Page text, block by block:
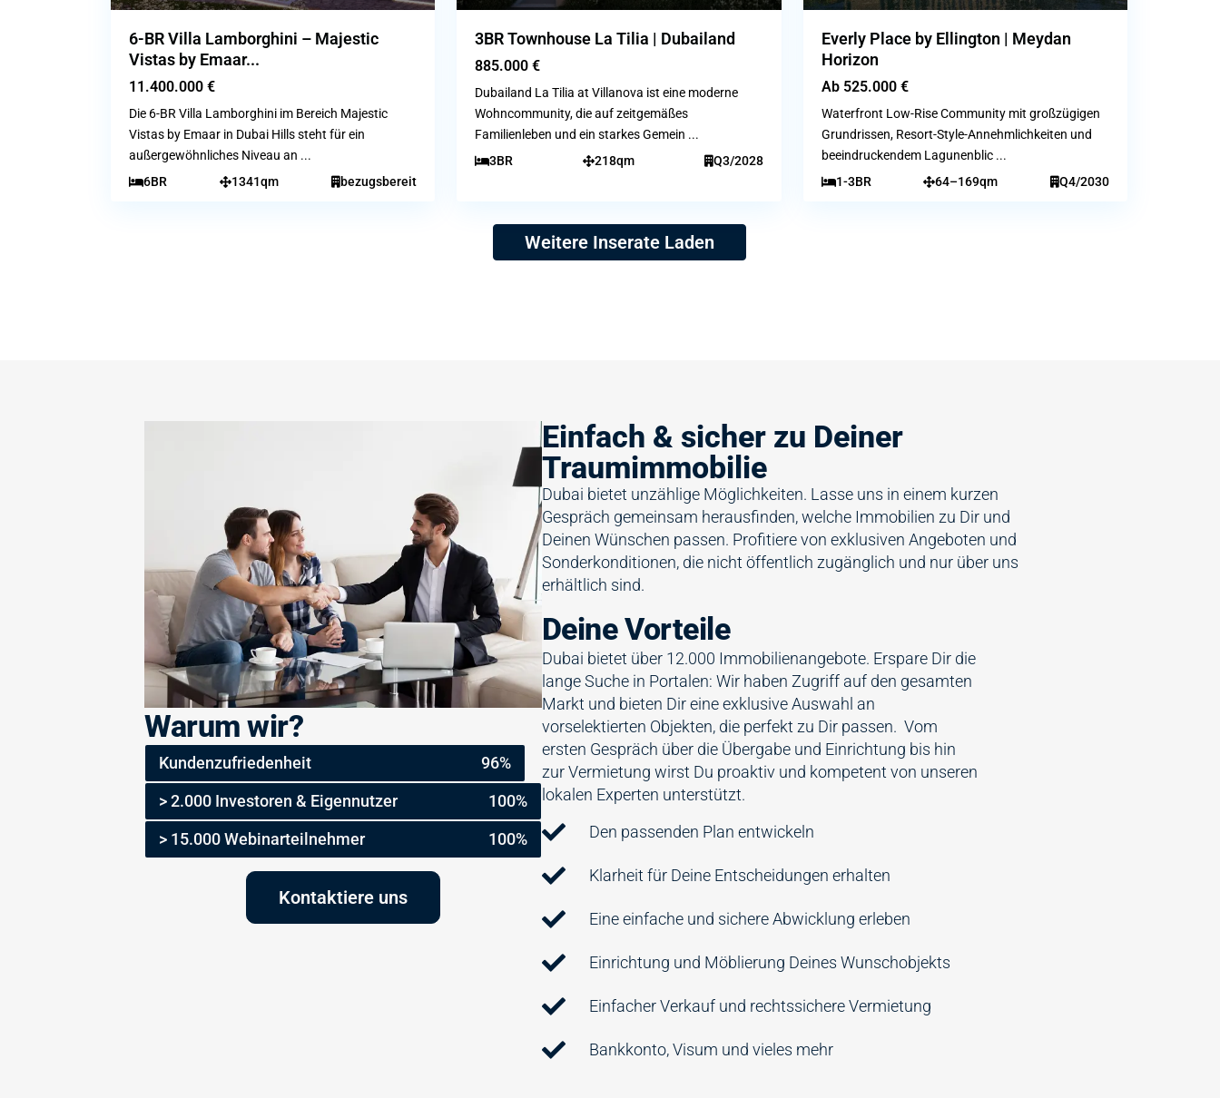
6-BR Villa Lamborghini – Majestic
Vistas by Emaar...
11.400.000 €
Die 6-BR Villa Lamborghini im Bereich Majestic
Vistas by Emaar in Dubai Hills steht für ein
außergewöhnliches Niveau an ...
6BR
1341qm bezugsbereit
3BR Townhouse La Tilia | Dubailand
885.000 €
Dubailand La Tilia at Villanova ist eine moderne
Wohncommunity, die auf zeitgemäßes
Familienleben und ein starkes Gemein ...
3BR
218qm Q3/2028
Everly Place by Ellington | Meydan
Horizon
Ab525.000 €
Waterfront Low-Rise Community mit großzügigen
Grundrissen, Resort-Style-Annehmlichkeiten und
beeindruckendem Lagunenblic ...
1-3BR
64–169qm Q4/2030
Weitere Inserate Laden
Warum wir?
Kundenzufriedenheit
96%
> 2.000 Investoren & Eigennutzer
100%
> 15.000 Webinarteilnehmer
100%
Kontaktiere uns
Einfach & sicher zu Deiner
Traumimmobilie
Dubai bietet unzählige Möglichkeiten. Lasse uns in einem kurzen
Gespräch gemeinsam herausfinden, welche Immobilien zu Dir und
Deinen Wünschen passen. Profitiere von exklusiven Angeboten und
Sonderkonditionen, die nicht öffentlich zugänglich und nur über uns
erhältlich sind.
Deine Vorteile
Dubai bietet über 12.000 Immobilienangebote. Erspare Dir die
lange Suche in Portalen: Wir haben Zugriff auf den gesamten
Markt und bieten Dir eine exklusive Auswahl an
vorselektierten Objekten, die perfekt zu Dir passen. Vom
ersten Gespräch über die Übergabe und Einrichtung bis hin
zur Vermietung wirst Du proaktiv und kompetent von unseren
lokalen Experten unterstützt.
Den passenden Plan entwickeln
Klarheit für Deine Entscheidungen erhalten
Eine einfache und sichere Abwicklung erleben
Einrichtung und Möblierung Deines Wunschobjekts
Einfacher Verkauf und rechtssichere Vermietung
Bankkonto, Visum und vieles mehr